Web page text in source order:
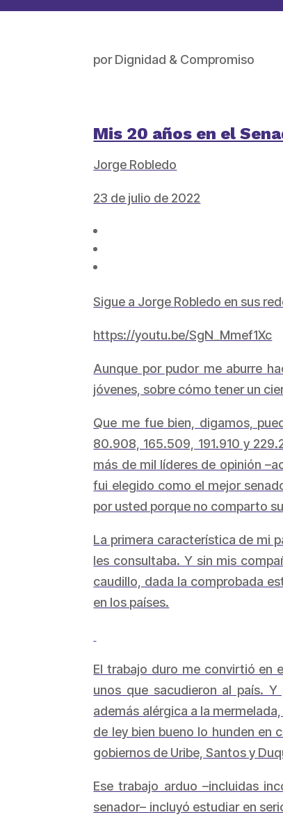
porDignidad & Compromiso
Mis 20 años en el
Jorge Robledo
23 de julio de 2022
Sigue a Jorge Robledo en sus
https://youtu.be/SgN_Mmef1Xc
Aunque por pudor me aburre
jóvenes, sobre cómo tener un
Que me fue bien, digamos,
80.908, 165.509, 191.910 y
más de mil líderes de opinión
fui elegido como el mejor
por usted porque no comparto
La primera característica de mi
les consultaba. Y sin mis
caudillo, dada la comprobada
en los países.
El trabajo duro me convirtió en
unos que sacudieron al país.
además alérgica a la
de ley bien bueno lo hunden en
gobiernos de Uribe, Santos y
Ese trabajo arduo –incluidas
senador– incluyó estudiar en